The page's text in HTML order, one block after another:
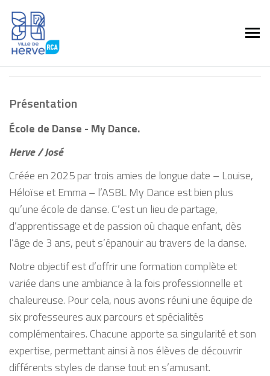
Présentation
École de Danse - My Dance.
Herve / José
Créée en 2025 par trois amies de longue date – Louise,
Héloïse et Emma – l’ASBL My Dance est bien plus
qu’une école de danse. C’est un lieu de partage,
d’apprentissage et de passion où chaque enfant, dès
l’âge de 3 ans, peut s’épanouir au travers de la danse.
Notre objectif est d’offrir une formation complète et
variée dans une ambiance à la fois professionnelle et
chaleureuse. Pour cela, nous avons réuni une équipe de
six professeures aux parcours et spécialités
complémentaires. Chacune apporte sa singularité et son
expertise, permettant ainsi à nos élèves de découvrir
différents styles de danse tout en s’amusant.